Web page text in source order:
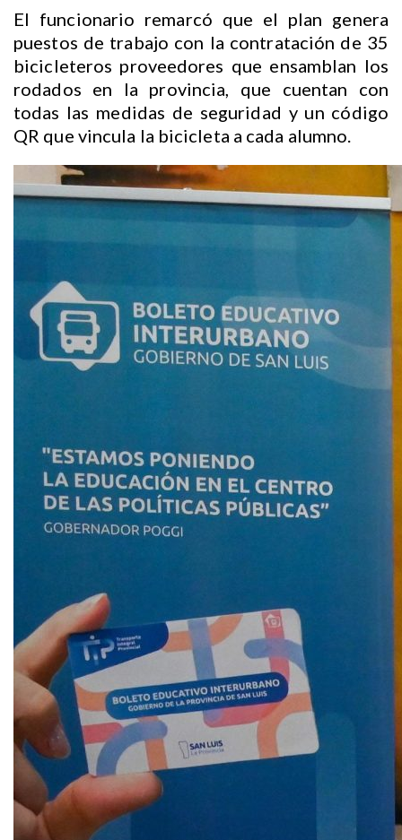
El funcionario remarcó que el plan genera
puestos de trabajo con la contratación de 35
bicicleteros proveedores que ensamblan los
rodados en la provincia, que cuentan con
todas las medidas de seguridad y un código
QR que vincula la bicicleta a cada alumno.